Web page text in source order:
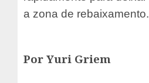
a zona de rebaixamento.
Por Yuri Griem